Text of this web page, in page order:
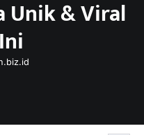
Unik & Viral